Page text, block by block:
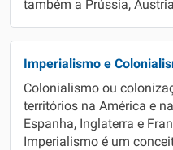
também a Prússia,
Imperialismo e
Colonialismo ou
territórios na América e
Espanha, Inglaterra e
Imperialismo é um